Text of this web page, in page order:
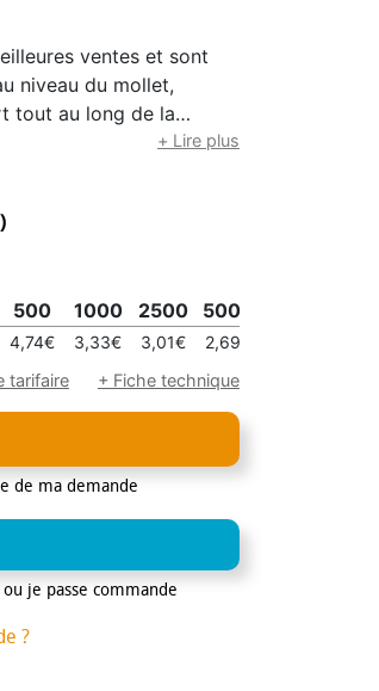
ventes et sont
niveau du mollet,
tout au long de la
le confort, 17% nylon/
Le coton
Européenne et son
in Europe. La
FRESH. Une
moins de
et de l'usure. Votre logo
La chaussette est tissée
toute la surface
recyclée et sachet
sans plastifiant et sans
: 40-46 Taille unique
: carton 60x30x40 de
Délais de livraison : 50
: 30 jours 5000
+ Lire plus
500 1000 2500
5000
4,74€ 3,33€ 3,01€
2,69€
tarifaire
+ Fiche technique
de ma demande
je passe commande
?